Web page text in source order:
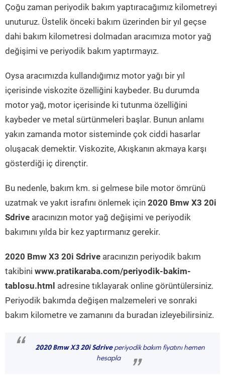
Çoğu zaman periyodik bakım yaptıracağımız kilometreyi
unuturuz. Üstelik önceki bakım üzerinden bir yıl geçse
dahi bakım kilometresi dolmadan aracımıza motor yağ
değişimi ve periyodik bakım yaptırmayız.
Oysa aracımızda kullandığımız motor yağı bir yıl
içerisinde viskozite özelliğini kaybeder. Bu durumda
motor yağ, motor içerisinde ki tutunma özelliğini
kaybeder ve metal sürtünmeleri başlar. Bunun anlamı
yakın zamanda motor sisteminde çok ciddi hasarlar
oluşacak demektir. Viskozite, Akışkanın akmaya karşı
gösterdiği iç dirençtir.
Bu nedenle, bakım km. si gelmese bile motor ömrünü
uzatmak ve yakıt israfını önlemek için 2020 Bmw X3 20i
Sdrive aracınızın motor yağ değişimi ve periyodik
bakımını yılda bir kez yaptırmanız gerekir.
2020 Bmw X3 20i Sdrive aracınızın periyodik bakım
takibini www.pratikaraba.com/periyodik-bakim-
tablosu.html adresine tıklayarak online görüntülersiniz.
Periyodik bakımda değişen malzemeleri ve sonraki
bakım kilometre ve zamanını da buradan izleyebilirsiniz.
“ 2020 Bmw X3 20i Sdriveperiyodik bakım fiyatını hemen
hesapla
”